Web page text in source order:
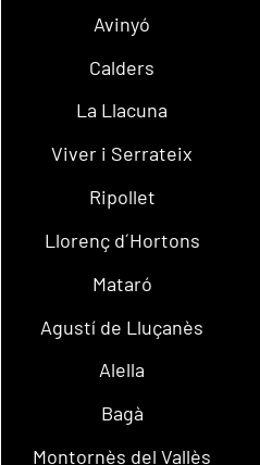
Avinyó
Calders
La Llacuna
Viver i Serrateix
Ripollet
Llorenç d´Hortons
Mataró
Agustí de Lluçanès
Alella
Bagà
Montornès del Vallès